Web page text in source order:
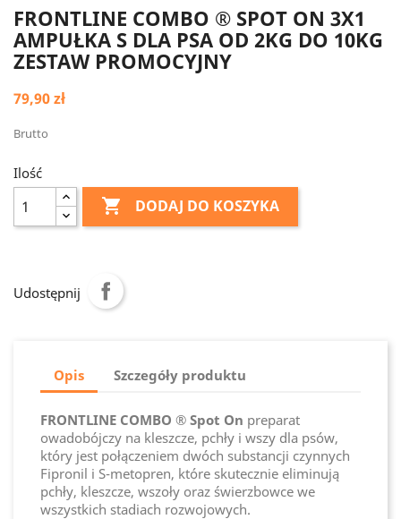
FRONTLINE COMBO ® SPOT ON 3X1
AMPUŁKA S DLA PSA OD 2KG DO 10KG
ZESTAW PROMOCYJNY
79,90 zł
Brutto
Ilość
 DODAJ DO KOSZYKA
Udostępnij
Opis Szczegóły produktu
FRONTLINE COMBO ® Spot On preparat
owadobójczy na kleszcze, pchły i wszy dla psów,
który jest połączeniem dwóch substancji czynnych
Fipronil i S-metopren, które skutecznie eliminują
pchły, kleszcze, wszoły oraz świerzbowce we
wszystkich stadiach rozwojowych.